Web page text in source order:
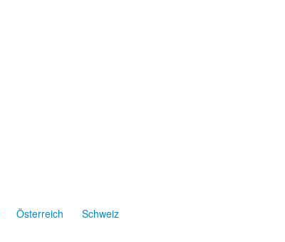
Österreich Schweiz